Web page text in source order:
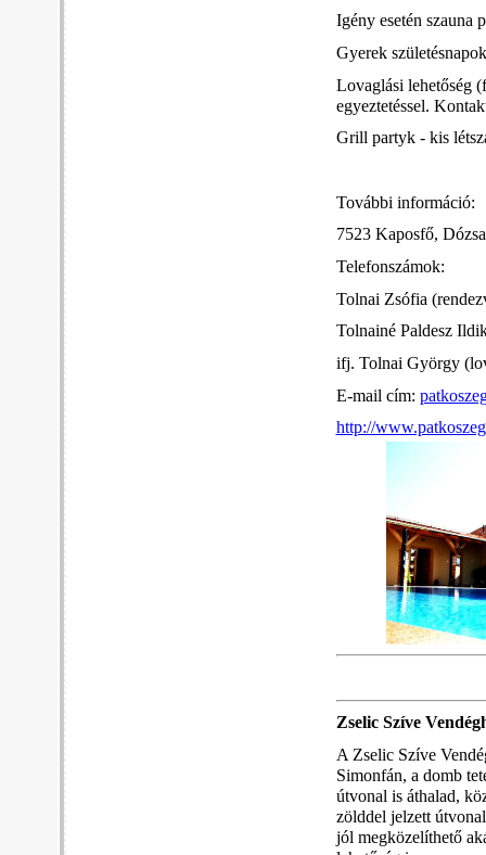
Igény esetén szauna
Gyerek
Lovaglási lehetőség
egyeztetéssel.
Grill partyk - kis
További információ:
7523 Kaposfő,
Telefonszámok:
Tolnai Zsófia
Tolnainé Paldesz
ifj. Tolnai György
E-mail cím:
http://
Zselic Szíve
A Zselic Szíve
Simonfán, a domb
útvonal is áthalad,
zölddel jelzett
jól megközelíthető